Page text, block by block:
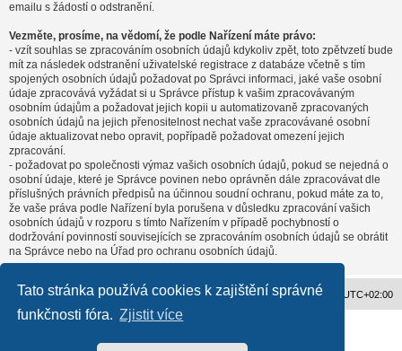
Tato stránka používá cookies k zajištění správné
funkčnosti fóra. Zjistit více
emailu s žádostí o odstranění.
Vezměte, prosíme, na vědomí, že podle Nařízení máte právo:
- vzít souhlas se zpracováním osobních údajů kdykoliv zpět, toto zpětvzetí bude
mít za následek odstranění uživatelské registrace z databáze včetně s tím
spojených osobních údajů požadovat po Správci informaci, jaké vaše osobní
údaje zpracovává vyžádat si u Správce přístup k vašim zpracovávaným
osobním údajům a požadovat jejich kopii u automatizovaně zpracovaných
osobních údajů na jejich přenositelnost nechat vaše zpracovávané osobní
údaje aktualizovat nebo opravit, popřípadě požadovat omezení jejich
zpracování.
- požadovat po společnosti výmaz vašich osobních údajů, pokud se nejedná o
osobní údaje, které je Správce povinen nebo oprávněn dále zpracovávat dle
příslušných právních předpisů na účinnou soudní ochranu, pokud máte za to,
že vaše práva podle Nařízení byla porušena v důsledku zpracování vašich
osobních údajů v rozporu s tímto Nařízením v případě pochybností o
dodržování povinností souvisejících se zpracováním osobních údajů se obrátit
na Správce nebo na Úřad pro ochranu osobních údajů.
Obsah fóra Všechny časy jsou v UTC+02:00
Český překlad –phpBB.cz